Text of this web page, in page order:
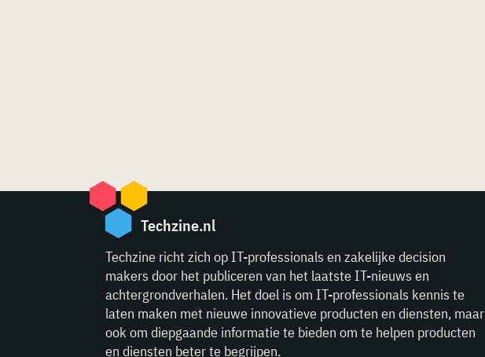
Techzine.nl
Techzine richt zich op IT-professionals en zakelijke decision
makers door het publiceren van het laatste IT-nieuws en
achtergrondverhalen. Het doel is om IT-professionals kennis te
laten maken met nieuwe innovatieve producten en diensten, maar
ook om diepgaande informatie te bieden om te helpen producten
en diensten beter te begrijpen.